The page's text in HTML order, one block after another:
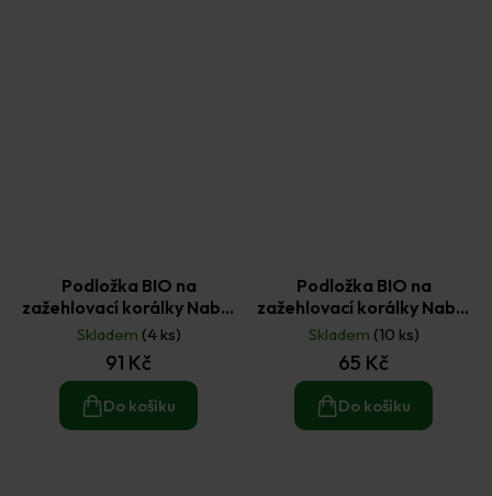
Podložka BIO na
zažehlovací korálky Nabbi
bio - čtverec 15x15cm (1ks)
Skladem (4 ks)
91 Kč
Do košíku
Podložka BIO na
zažehlovací korálky Nabbi
bio - ježek (1ks)
Skladem (10 ks)
65 Kč
Do košíku